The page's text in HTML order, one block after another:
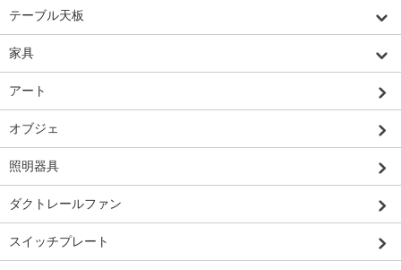
テーブル天板
家具
アート
オブジェ
照明器具
ダクトレールファン
スイッチプレート